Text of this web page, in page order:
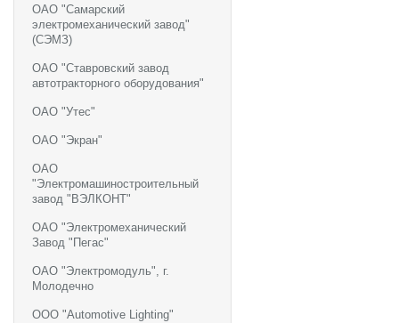
ОАО "Самарский
электромеханический завод"
(СЭМЗ)
ОАО "Ставровский завод
автотракторного оборудования"
ОАО "Утес"
ОАО "Экран"
ОАО
"Электромашиностроительный
завод "ВЭЛКОНТ"
ОАО "Электромеханический
Завод "Пегас"
ОАО "Электромодуль", г.
Молодечно
ООО "Automotive Lighting"